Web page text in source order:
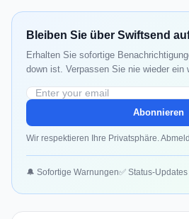
Bleiben Sie über Swiftsend
Erhalten Sie sofortige
down ist. Verpassen Sie nie wieder ein
Abonnieren
Wir respektieren Ihre Privatsphäre.
🔔 Sofortige Warnungen✅ Status-Updates